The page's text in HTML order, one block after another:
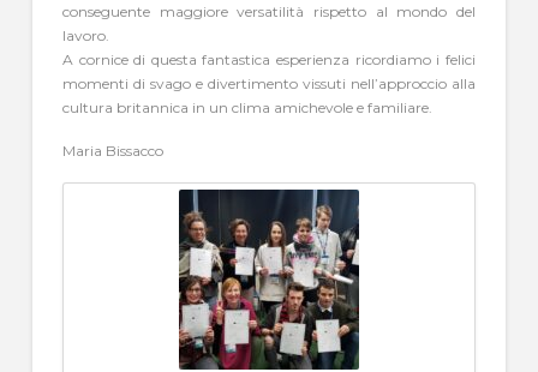
conseguente maggiore versatilità rispetto al mondo del
lavoro.
A cornice di questa fantastica esperienza ricordiamo i felici
momenti di svago e divertimento vissuti nell’approccio alla
cultura britannica in un clima amichevole e familiare.
Maria Bissacco